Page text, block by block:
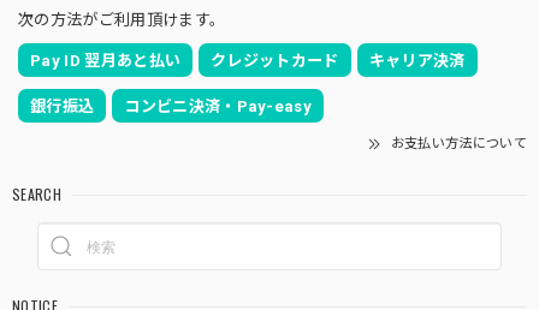
次の方法がご利用頂けます。
Pay ID 翌月あと払い クレジットカード キャリア決済
銀行振込 コンビニ決済・Pay-easy
お支払い方法について
SEARCH